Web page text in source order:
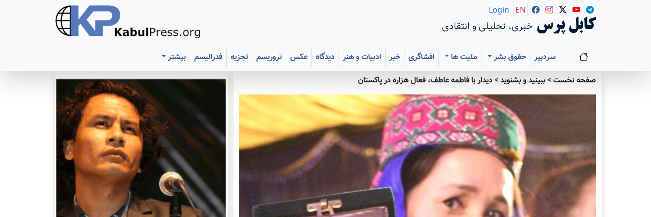
کابل پرس خبری، تحلیلی و انتقادی
Login EN
سردبیر حقوق بشر ملیت ها افشاگری خبر ادبیات و هنر دیدگاه عکس تروریسم تجزیه فدرالیسم
بیشتر
صفحه نخست> ببينيد و بشنويد> دیدار با فاطمه عاطف، فعال هزاره در پاکستان